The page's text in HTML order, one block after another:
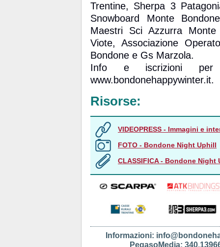
Trentine, Sherpa 3
Snowboard Monte
Maestri Sci Azzurra
Viote, Associazione
Bondone e Gs Marzola.
Info e iscrizioni
www.bondonehappywinter.it.
Risorse:
VIDEOPRESS - Immagini e
FOTO - Bondone Night Uphill
CLASSIFICA - Bondone Night
Informazioni:
PegasoMedia: